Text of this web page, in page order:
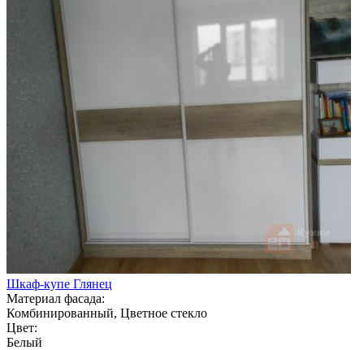
Шкаф-купе Глянец
Материал фасада:
Комбинированный, Цветное стекло
Цвет:
Белый